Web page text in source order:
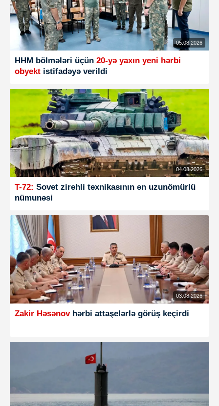
05.08.2026
HHM bölmələri üçün 20-yə yaxın yeni hərbi
obyekt istifadəyə verildi
04.08.2026
T-72: Sovet zirehli texnikasının ən uzunömürlü
nümunəsi
03.08.2026
Zakir Həsənovhərbi attaşelərlə görüş keçirdi